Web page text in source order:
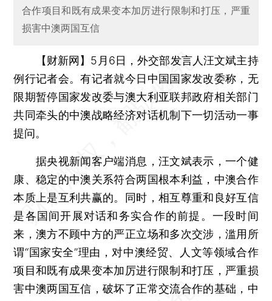
合作项目和既有成果变本加厉进行限制和打压，严重
损害中澳两国互信
【财新网】 5月6日，外交部发言人汪文斌主持
例行记者会。有记者就今日中国国家发改委称，无
限期暂停国家发改委与澳大利亚联邦政府相关部门
共同牵头的中澳战略经济对话机制下一切活动一事
提问。
据央视新闻客户端消息，汪文斌表示，一个健
康、稳定的中澳关系符合两国根本利益，中澳合作
本质上是互利共赢的。同时，相互尊重和良好互信
是各国间开展对话和务实合作的前提。一段时间
来，澳方不顾中方的严正立场和多次交涉，滥用所
谓“国家安全”理由，对中澳经贸、人文等领域合作
项目和既有成果变本加厉进行限制和打压，严重损
害中澳两国互信，破坏了正常交流合作的基础，中